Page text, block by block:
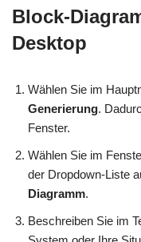
Block-
Desktop
Wählen Sie im
Generierung.
Fenster.
Wählen Sie im
der Dropdown-Liste
Diagramm.
Beschreiben Sie im